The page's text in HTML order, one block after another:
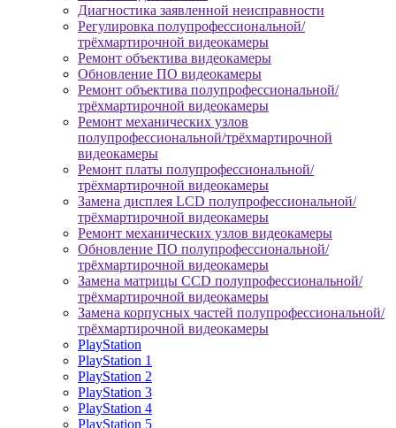
Диагностика заявленной неисправности
Регулировка полупрофессиональной/
трёхмартирочной видеокамеры
Ремонт объектива видеокамеры
Обновление ПО видеокамеры
Ремонт объектива полупрофессиональной/
трёхмартирочной видеокамеры
Ремонт механических узлов
полупрофессиональной/трёхмартирочной
видеокамеры
Ремонт платы полупрофессиональной/
трёхмартирочной видеокамеры
Замена дисплея LCD полупрофессиональной/
трёхмартирочной видеокамеры
Ремонт механических узлов видеокамеры
Обновление ПО полупрофессиональной/
трёхмартирочной видеокамеры
Замена матрицы CCD полупрофессиональной/
трёхмартирочной видеокамеры
Замена корпусных частей полупрофессиональной/
трёхмартирочной видеокамеры
PlayStation
PlayStation 1
PlayStation 2
PlayStation 3
PlayStation 4
PlayStation 5